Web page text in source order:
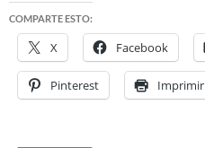
COMPARTE ESTO:
X Facebook
Pinterest Imprimir